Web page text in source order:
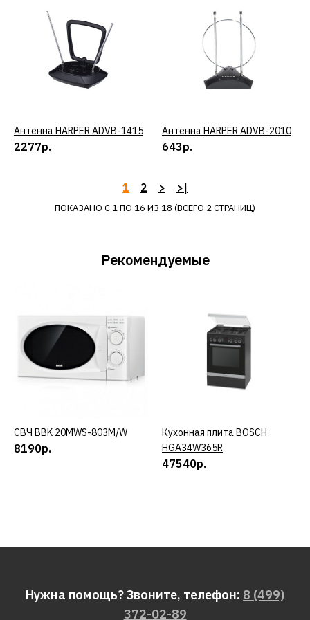
КУПИТЬ
ДОБАВИТЬ В ПОЖЕЛАНИЯ
Антенна BBK DA-05
ДОБАВИТЬ В ПОЖЕЛАНИЯ
Антенна BBK da19
1843р.
КУПИТЬ
2133р.
КУПИТЬ
Антенна HARPER ADVB-1415
2277р.
КУПИТЬ
Антенна HARPER ADVB-2010
643р.
1 2 > >|
ПОКАЗАНО С 1 ПО 16 ИЗ 18 (ВСЕГО 2 СТРАНИЦ)
Рекомендуемые
КУПИТЬ
СВЧ BBK 20MWS-803M/W
8190р.
КУПИТЬ
Кухонная плита BOSCH
HGA34W365R
47540р.
Нужна помощь? Звоните, телефон: 8 (499)
372-02-89